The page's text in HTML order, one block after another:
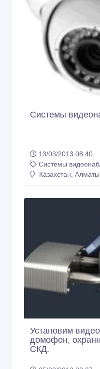
Системы
Казахстан, Алматы
Системы
13/03/2013 08:40
Системы
Казахстан, Алматы